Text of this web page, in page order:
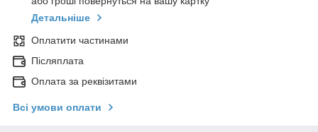
Детальніше
Оплатити частинами
Післяплата
Оплата за реквізитами
Всі умови оплати